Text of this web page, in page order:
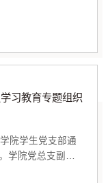
习教育专题组织
院学生党支部通
学院党总支副书